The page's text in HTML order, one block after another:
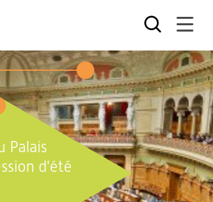
Palais
d'été